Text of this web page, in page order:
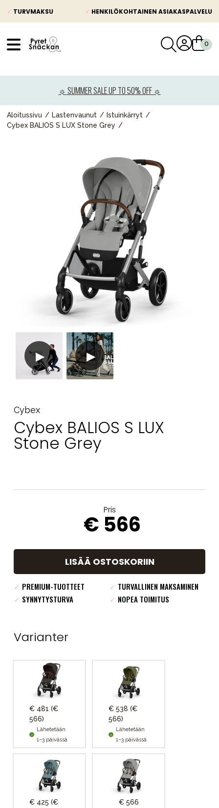
✓ TURVMAKSU ✓ HENKILÖKOHTAINEN ASIAKASPALVELU
☼ SUMMER SALE UP TO 50% OFF ☼
Aloitussivu Lastenvaunut
Istuinkärryt
Cybex BALIOS S LUX Stone Grey
Cybex
Cybex BALIOS S LUX
Stone Grey
Pris
€ 566
LISÄÄ OSTOSKORIIN
✓ PREMIUM-TUOTTEET ✓ TURVALLINEN MAKSAMINEN
✓ SYNNYTYSTURVA ✓ NOPEA TOIMITUS
Varianter
€ 481 (€
566)
Lähetetään
1–3 päivässä
€ 538 (€
566)
Lähetetään
1–3 päivässä
€ 425 (€
€ 566
Lastenvaunut
Lasten turvaistuimet
Lelut ja pelit
Äiti & Isä
Huonekalut & vuodevaatteet
Tarvikkeet
Varaosat
Kampanjat
Lahjavinkkejä
Suosikit
Tavaramerkit
Aurinko ja uinti